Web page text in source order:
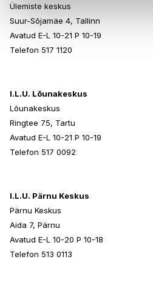
Ülemiste keskus
Suur-Sõjamäe 4, Tallinn
Avatud E-L 10-21 P 10-19
Telefon 517 1120
I.L.U. Lõunakeskus
Lõunakeskus
Ringtee 75, Tartu
Avatud E-L 10-21 P 10-19
Telefon 517 0092
I.L.U. Pärnu Keskus
Pärnu Keskus
Aida 7, Pärnu
Avatud E-L 10-20 P 10-18
Telefon 513 0113